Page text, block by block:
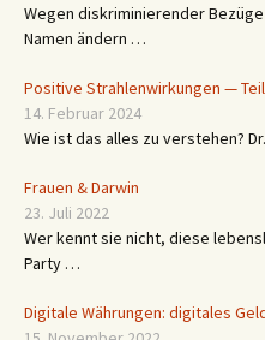
Wegen diskriminierender
Namen ändern …
Positive Strahlenwirkungen —
14. Februar 2024
Wie ist das alles zu verstehen?
Frauen & Darwin
23. Juli 2022
Wer kennt sie nicht, diese
Party …
Digitale Währungen: digitales